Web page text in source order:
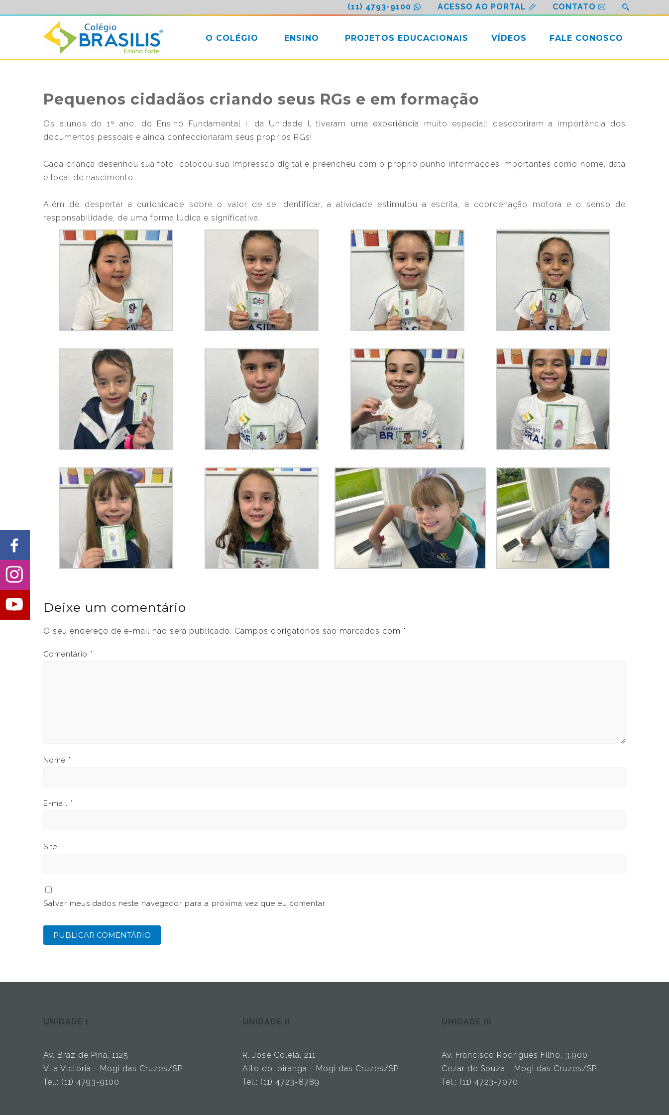
(11) 4793-9100 ACESSO AO PORTAL CONTATO
O COLÉGIO ENSINO PROJETOS EDUCACIONAIS VÍDEOS FALE CONOSCO
Pequenos cidadãos criando seus RGs e em formação
Os alunos do 1º ano, do Ensino Fundamental I, da Unidade I, tiveram uma experiência muito especial: descobriram a importância dos
documentos pessoais e ainda confeccionaram seus próprios RGs!
Cada criança desenhou sua foto, colocou sua impressão digital e preencheu com o próprio punho informações importantes como nome, data
e local de nascimento.
Além de despertar a curiosidade sobre o valor de se identificar, a atividade estimulou a escrita, a coordenação motora e o senso de
responsabilidade, de uma forma lúdica e significativa.
Deixe um comentário
O seu endereço de e-mail não será publicado. Campos obrigatórios são marcados com *
Comentário *
Nome *
E-mail *
Site
Salvar meus dados neste navegador para a próxima vez que eu comentar.
UNIDADE I
Av. Braz de Pina, 1125
Vila Victória - Mogi das Cruzes/SP
Tel.: (11) 4793-9100
UNIDADE II
R. José Colela, 211
Alto do Ipiranga - Mogi das Cruzes/SP
Tel.: (11) 4723-8789
UNIDADE III
Av. Francisco Rodrigues Filho, 3.900
Cezar de Souza - Mogi das Cruzes/SP
Tel.: (11) 4723-7070